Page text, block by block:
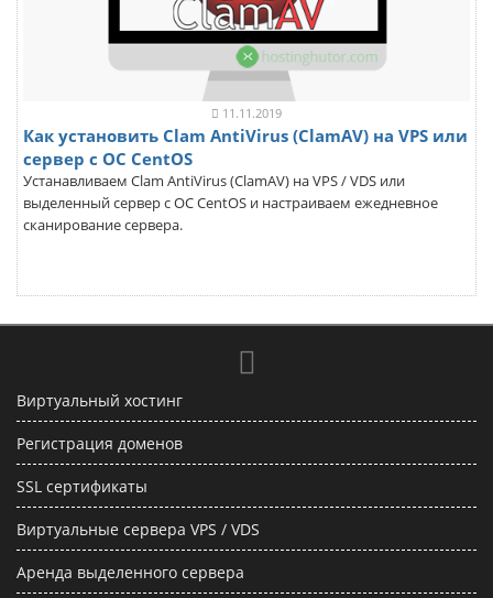
11.11.2019
Как установить Clam AntiVirus (ClamAV) на VPS или
сервер с ОС CentOS
Устанавливаем Clam AntiVirus (ClamAV) на VPS / VDS или
выделенный сервер с ОС CentOS и настраиваем ежедневное
сканирование сервера.
Виртуальный хостинг
Регистрация доменов
SSL сертификаты
Виртуальные сервера VPS / VDS
Аренда выделенного сервера